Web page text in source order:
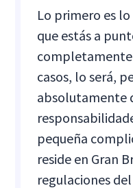
Lo primero es
que estás a
completamente
casos, lo será,
absolutamente
pequeña
reside en Gran
regulaciones